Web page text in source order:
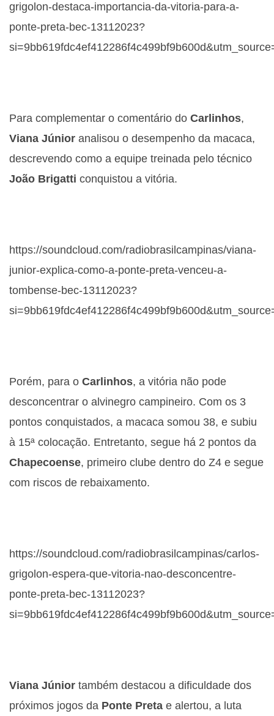
grigolon-destaca-importancia-da-vitoria-para-a-
ponte-preta-bec-13112023?
Para complementar o comentário do Carlinhos,
Viana Júnior analisou o desempenho da macaca,
descrevendo como a equipe treinada pelo técnico
João Brigatti conquistou a vitória.
https://soundcloud.com/radiobrasilcampinas/viana-
junior-explica-como-a-ponte-preta-venceu-a-
tombense-bec-13112023?
Porém, para o Carlinhos, a vitória não pode
desconcentrar o alvinegro campineiro. Com os 3
pontos conquistados, a macaca somou 38, e subiu
à 15ª colocação. Entretanto, segue há 2 pontos da
Chapecoense, primeiro clube dentro do Z4 e segue
com riscos de rebaixamento.
https://soundcloud.com/radiobrasilcampinas/carlos-
grigolon-espera-que-vitoria-nao-desconcentre-
ponte-preta-bec-13112023?
Viana Júnior também destacou a dificuldade dos
próximos jogos da Ponte Preta e alertou, a luta